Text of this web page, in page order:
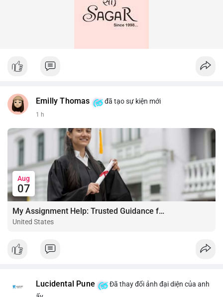
Emilly Thomas đã tạo sự kiện mới
1 h
Aug
07
My Assignment Help: Trusted Guidance for Academic Excellence
United States
Lucidental Pune
Đã thay đổi ảnh đại diện của anh